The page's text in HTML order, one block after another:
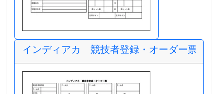
インディアカ 競技者登録・オーダー票